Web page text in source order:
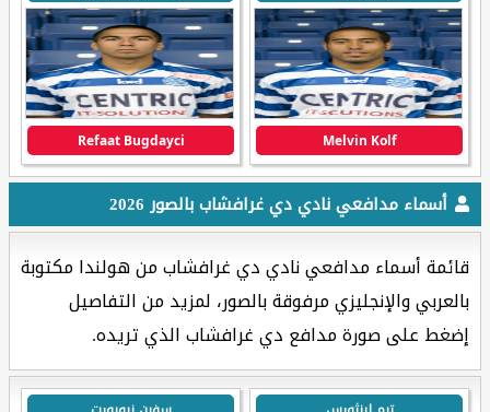
Melvin Kolf
Refaat Bugdayci
أسماء مدافعي نادي دي غرافشاب بالصور 2026
قائمة أسماء مدافعي نادي دي غرافشاب من هولندا مكتوبة
بالعربي والإنجليزي مرفوقة بالصور، لمزيد من التفاصيل
إضغط على صورة مدافع دي غرافشاب الذي تريده.